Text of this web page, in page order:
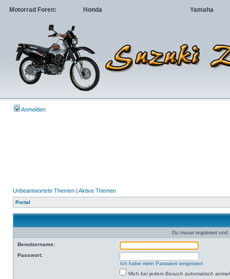
Motorrad Foren: Honda Yamaha
Anmelden
Unbeantwortete Themen | Aktive Themen
Portal
Du musst registriert
Benutzername:
Passwort:
Ich habe mein Passwort vergessen
Mich bei jedem Besuch automatisch